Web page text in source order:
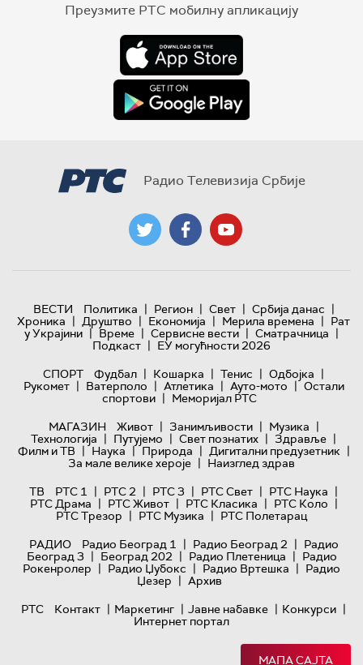
Преузмите РТС мобилну апликацију
Радио Телевизија Србије
ВЕСТИ Политика | Регион | Свет | Србија данас |
Хроника | Друштво | Економија | Мерила времена | Рат
у Украјини | Време | Сервисне вести | Сматрачница |
Подкаст | ЕУ могућности 2026
СПОРТ
Фудбал | Кошарка | Тенис | Одбојка |
Рукомет | Ватерполо | Атлетика | Ауто-мото | Остали
спортови | Меморијал РТС
МАГАЗИН
Живот | Занимљивости | Музика |
Технологијa | Путујемо | Свет познатих | Здравље |
Филм и ТВ | Наука | Природа | Дигитални предузетник |
За мале велике хероје | Наизглед здрав
ТВ
РТС 1 | РТС 2 | РТС 3 | РТС Свет | РТС Наука |
РТС Драма | РТС Живот | РТС Класика | РТС Коло |
РТС Трезор | РТС Музика | РТС Полетарац
РАДИО
Радио Београд 1 | Радио Београд 2 | Радио
Београд 3 | Београд 202 | Радио Плетеница | Радио
Рокенролер | Радио Џубокс | Радио Вртешка | Радио
Џезер | Архив
РТС
Контакт | Маркетинг | Јавне набавке | Конкурси |
Интернет портал
МАПА САЈТА